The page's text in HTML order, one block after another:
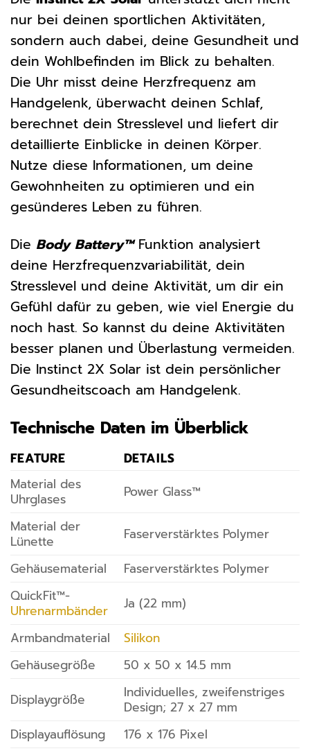
nur bei deinen sportlichen Aktivitäten,
sondern auch dabei, deine Gesundheit und
dein Wohlbefinden im Blick zu behalten.
Die Uhr misst deine Herzfrequenz am
Handgelenk, überwacht deinen Schlaf,
berechnet dein Stresslevel und liefert dir
detaillierte Einblicke in deinen Körper.
Nutze diese Informationen, um deine
Gewohnheiten zu optimieren und ein
gesünderes Leben zu führen.
Die Body Battery™Funktion analysiert
deine Herzfrequenzvariabilität, dein
Stresslevel und deine Aktivität, um dir ein
Gefühl dafür zu geben, wie viel Energie du
noch hast. So kannst du deine Aktivitäten
besser planen und Überlastung vermeiden.
Die Instinct 2X Solar ist dein persönlicher
Gesundheitscoach am Handgelenk.
Technische Daten im Überblick
FEATURE
DETAILS
Material des
Uhrglases
Power Glass™
Material der
Lünette
Faserverstärktes Polymer
Gehäusematerial
Faserverstärktes Polymer
QuickFit™-
Uhrenarmbänder
Ja (22 mm)
Armbandmaterial
Silikon
Gehäusegröße
50 x 50 x 14.5 mm
Displaygröße
Individuelles, zweifenstriges
Design; 27 x 27 mm
Displayauflösung
176 x 176 Pixel